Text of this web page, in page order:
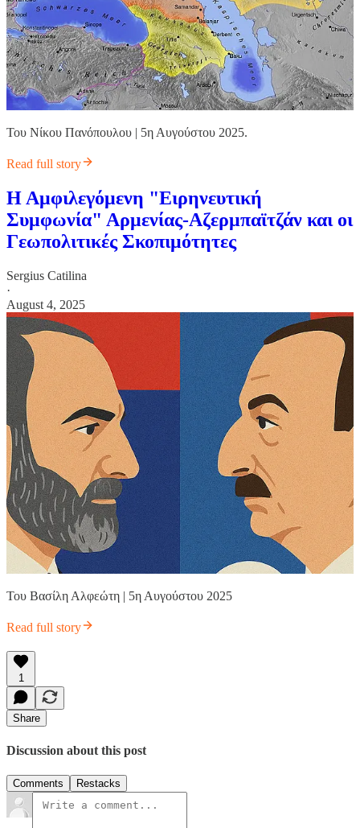
Του Νίκου Πανόπουλου | 5η Αυγούστου 2025.
Read full story
Η Αμφιλεγόμενη "Ειρηνευτική
Συμφωνία" Αρμενίας-Αζερμπαϊτζάν και οι
Γεωπολιτικές Σκοπιμότητες
Sergius Catilina
·
August 4, 2025
Του Βασίλη Αλφεώτη | 5η Αυγούστου 2025
Read full story
1
Share
Discussion about this post
Comments Restacks